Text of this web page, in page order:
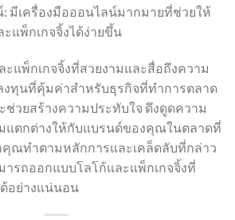
มีเครื่องมือออนไลน์มากมายที่ช่วยให้
แพ็กเกจจิ้งได้ง่ายขึ้น
แพ็กเกจจิ้งที่สวยงามและสื่อถึงความ
งทุนที่คุ้มค่าสำหรับธุรกิจที่ทำการตลาด
ช่วยสร้างความประทับใจ ดึงดูดความ
แตกต่างให้กับแบรนด์ของคุณในตลาดที่
ณทำตามหลักการและเคล็ดลับที่กล่าว
รถออกแบบโลโก้และแพ็กเกจจิ้งที่
อย่างแน่นอน